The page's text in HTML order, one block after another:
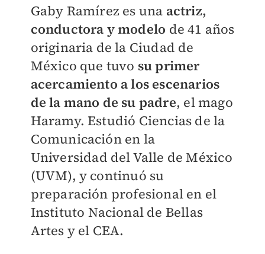
Gaby Ramírez es una actriz,
conductora y modelo de 41 años
originaria de la Ciudad de
México que tuvo su primer
acercamiento a los escenarios
de la mano de su padre, el mago
Haramy. Estudió Ciencias de la
Comunicación en la
Universidad del Valle de México
(UVM), y continuó su
preparación profesional en el
Instituto Nacional de Bellas
Artes y el CEA.